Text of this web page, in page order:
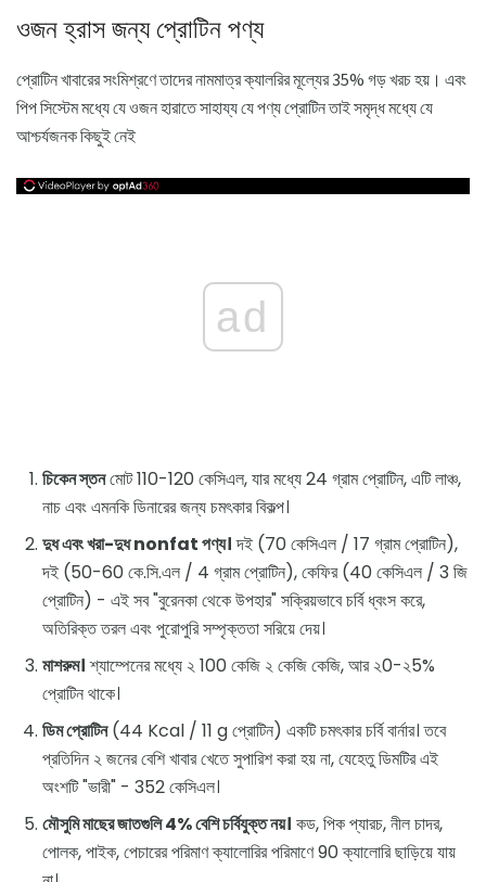
ওজন হ্রাস জন্য প্রোটিন পণ্য
প্রোটিন খাবারের সংমিশ্রণে তাদের নামমাত্র ক্যালরির মূল্যের 35% গড় খরচ হয়। এবং
পিপ সিস্টেম মধ্যে যে ওজন হারাতে সাহায্য যে পণ্য প্রোটিন তাই সমৃদ্ধ মধ্যে যে
আশ্চর্যজনক কিছুই নেই
ad
চিকেন স্তনমোট 110-120 কেসিএল, যার মধ্যে 24 গ্রাম প্রোটিন, এটি লাঞ্চ,
নাচ এবং এমনকি ডিনারের জন্য চমৎকার বিকল্প।
দুধ এবং খরা-দুধ nonfat পণ্য।দই (70 কেসিএল / 17 গ্রাম প্রোটিন),
দই (50-60 কে.সি.এল / 4 গ্রাম প্রোটিন), কেফির (40 কেসিএল / 3 জি
প্রোটিন) - এই সব "বুরেনকা থেকে উপহার" সক্রিয়ভাবে চর্বি ধ্বংস করে,
অতিরিক্ত তরল এবং পুরোপুরি সম্পৃক্ততা সরিয়ে দেয়।
মাশরুম।শ্যাম্পেনের মধ্যে ২ 100 কেজি ২ কেজি কেজি, আর ২0-২5%
প্রোটিন থাকে।
ডিম প্রোটিন(44 Kcal / 11 g প্রোটিন) একটি চমৎকার চর্বি বার্নার। তবে
প্রতিদিন ২ জনের বেশি খাবার খেতে সুপারিশ করা হয় না, যেহেতু ডিমটির এই
অংশটি "ভারী" - 352 কেসিএল।
মৌসুমি মাছের জাতগুলি 4% বেশি চর্বিযুক্ত নয়। কড, পিক প্যারচ, নীল চাদর,
পোলক, পাইক, পেচারের পরিমাণ ক্যালোরির পরিমাণে 90 ক্যালোরি ছাড়িয়ে যায়